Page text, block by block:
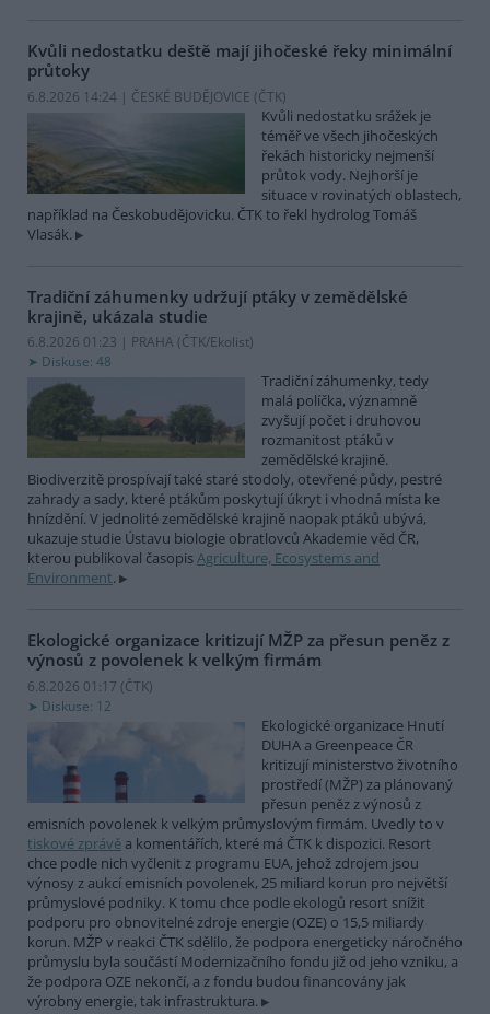
Kvůli nedostatku deště mají jihočeské řeky minimální
průtoky
6.8.2026 14:24 | ČESKÉ BUDĚJOVICE (ČTK)
Kvůli nedostatku srážek je
téměř ve všech jihočeských
řekách historicky nejmenší
průtok vody. Nejhorší je
situace v rovinatých oblastech,
například na Českobudějovicku. ČTK to řekl hydrolog Tomáš
Vlasák.
Tradiční záhumenky udržují ptáky v zemědělské
krajině, ukázala studie
6.8.2026 01:23 | PRAHA (ČTK/Ekolist)
Diskuse: 48
Tradiční záhumenky, tedy
malá políčka, významně
zvyšují počet i druhovou
rozmanitost ptáků v
zemědělské krajině.
Biodiverzitě prospívají také staré stodoly, otevřené půdy, pestré
zahrady a sady, které ptákům poskytují úkryt i vhodná místa ke
hnízdění. V jednolité zemědělské krajině naopak ptáků ubývá,
ukazuje studie Ústavu biologie obratlovců Akademie věd ČR,
kterou publikoval časopisAgriculture, Ecosystems and
Environment.
Ekologické organizace kritizují MŽP za přesun peněz z
výnosů z povolenek k velkým firmám
6.8.2026 01:17 (ČTK)
Diskuse: 12
Ekologické organizace Hnutí
DUHA a Greenpeace ČR
kritizují ministerstvo životního
prostředí (MŽP) za plánovaný
přesun peněz z výnosů z
emisních povolenek k velkým průmyslovým firmám. Uvedly to v
tiskové zprávě a komentářích, které má ČTK k dispozici. Resort
chce podle nich vyčlenit z programu EUA, jehož zdrojem jsou
výnosy z aukcí emisních povolenek, 25 miliard korun pro největší
průmyslové podniky. K tomu chce podle ekologů resort snížit
podporu pro obnovitelné zdroje energie (OZE) o 15,5 miliardy
korun. MŽP v reakci ČTK sdělilo, že podpora energeticky náročného
průmyslu byla součástí Modernizačního fondu již od jeho vzniku, a
že podpora OZE nekončí, a z fondu budou financovány jak
výrobny energie, tak infrastruktura.